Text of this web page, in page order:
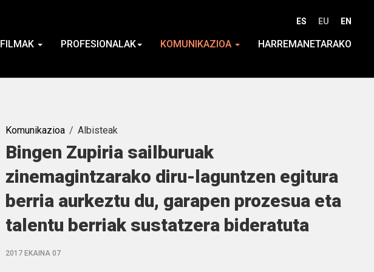
ES EU EN
FILMAK PROFESIONALAK KOMUNIKAZIOA HARREMANETARAKO
Komunikazioa Albisteak
Bingen Zupiria sailburuak
zinemagintzarako diru-laguntzen egitura
berria aurkeztu du, garapen prozesua eta
talentu berriak sustatzera bideratuta
2017 EKAINA 07